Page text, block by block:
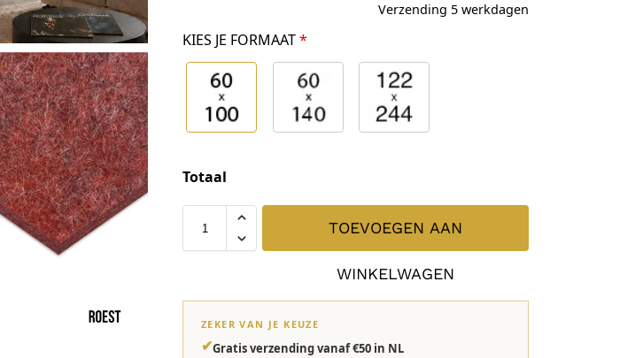
Verzending 5 werkdagen
KIES JE FORMAAT*
Totaal
TOEVOEGEN AAN
WINKELWAGEN
ZEKER VAN JE KEUZE
✔Gratis verzending vanaf €50 in NL